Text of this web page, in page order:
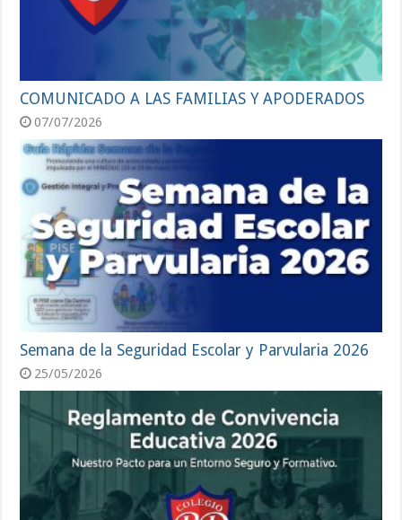
COMUNICADO A LAS FAMILIAS Y APODERADOS
07/07/2026
Semana de la Seguridad Escolar y Parvularia 2026
25/05/2026